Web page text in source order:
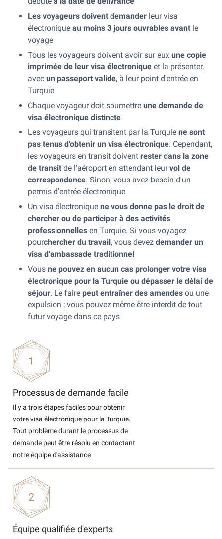
Les voyageurs doivent demander leur visa
électronique au moins 3 jours ouvrables avant le
voyage
Tous les voyageurs doivent avoir sur eux une copie
imprimée de leur visa électronique et la présenter,
avec un passeport valide, à leur point d'entrée en
Turquie
Chaque voyageur doit soumettre une demande de
visa électronique distincte
Les voyageurs qui transitent par la Turquie ne sont
pas tenus d'obtenir un visa électronique. Cependant,
les voyageurs en transit doivent rester dans la zone
de transit de l'aéroport en attendant leurvol de
correspondance. Sinon, vous avez besoin d'un
permis d'entrée électronique
Un visa électronique ne vous donne pas le droit de
chercher ou de participer à des activités
professionnelles en Turquie. Si vous voyagez
pourchercher du travail, vous devez demander un
visa d'ambassade traditionnel
Vous ne pouvez en aucun cas prolonger votre visa
électronique pour la Turquie ou dépasser le délai de
séjour. Le faire peut entraîner des amendes ou une
expulsion ; vous pouvez même être interdit de tout
futur voyage dans ce pays
Processus de demande facile
Il y a trois étapes faciles pour obtenir
votre visa électronique pour la Turquie.
Tout problème durant le processus de
demande peut être résolu en contactant
notre équipe d'assistance
Équipe qualifiée d'experts